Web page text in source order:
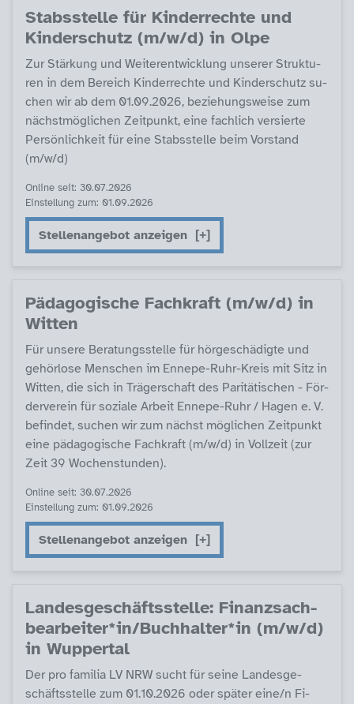
Stabs­s­tel­le für Kin­der­rech­te und
Kin­der­schutz (m/w/d) in Ol­pe
Zur Stär­kung und Wei­ter­ent­wick­lung un­se­rer Struk­tu­
ren in dem Be­reich Kin­der­rech­te und Kin­der­schutz su­
chen wir ab dem 01.09.2026, be­zie­hungs­wei­se zum
nächst­mög­li­chen Zeit­punkt, ei­ne fach­lich ver­sier­te
Per­sön­lich­keit für ei­ne Stabs­s­tel­le beim Vor­stand
(m/w/d)
Online seit: 30.07.2026
Einstellung zum: 01.09.2026
Stellenangebot anzeigen
Päda­go­gi­sche Fach­kraft (m/w/d) in
Wit­ten
Für un­se­re Be­ra­tungs­s­tel­le für hör­ge­schä­d­ig­te und
ge­hör­lo­se Men­schen im En­ne­pe-Ruhr-Kreis mit Sitz in
Wit­ten, die sich in Trä­ger­schaft des Pa­ri­tä­ti­schen - För­
der­ve­r­ein für so­zia­le Ar­beit En­ne­pe-Ruhr / Ha­gen e. V.
be­fin­det, su­chen wir zum nächst mög­li­chen Zeit­punkt
ei­ne päda­go­gi­sche Fach­kraft (m/w/d) in Voll­zeit (zur
Zeit 39 Wo­chen­stun­den).
Online seit: 30.07.2026
Einstellung zum: 01.09.2026
Stellenangebot anzeigen
Lan­des­ge­schäfts­s­tel­le: Fi­nanz­sach­
be­ar­bei­ter*in/Buch­hal­ter*in (m/w/d)
in Wup­per­tal
Der pro fa­mi­lia LV NRW sucht für sei­ne Lan­des­ge­
schäfts­s­tel­le zum 01.10.2026 oder spä­ter ei­ne/n Fi­